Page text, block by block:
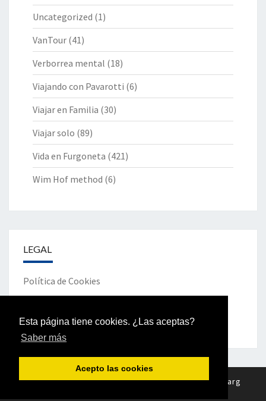
Esta página tiene cookies. ¿Las aceptas?
Saber más
Acepto las cookies
Uncategorized (1)
VanTour (41)
Verborrea mental (18)
Viajando con Pavarotti (6)
Viajar en Familia (30)
Viajar solo (89)
Vida en Furgoneta (421)
Wim Hof method (6)
LEGAL
Política de Cookies
© 2026|Funciona gracias aWordPress |Tema Nisarg